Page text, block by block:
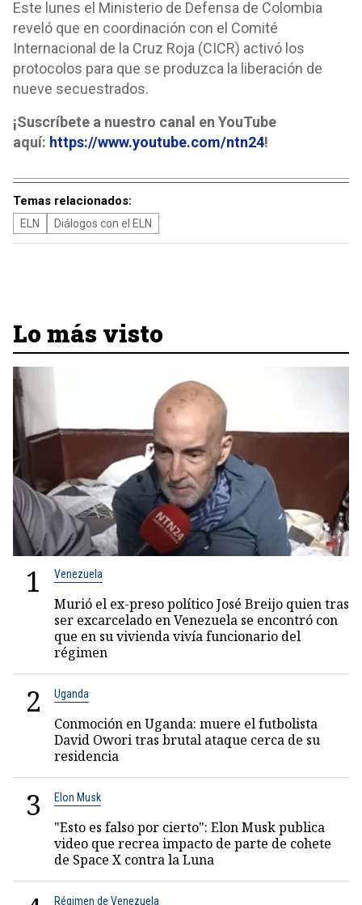
Este lunes el Ministerio de Defensa de Colombia
reveló que en coordinación con el Comité
Internacional de la Cruz Roja (CICR) activó los
protocolos para que se produzca la liberación de
nueve secuestrados.
¡Suscríbete a nuestro canal en YouTube
aquí: https://www.youtube.com/ntn24!
Temas relacionados:
ELN Diálogos con el ELN
Lo más visto
1 Venezuela
Murió el ex-preso político José Breijo quien tras
ser excarcelado en Venezuela se encontró con
que en su vivienda vivía funcionario del
régimen
2 Uganda
Conmoción en Uganda: muere el futbolista
David Owori tras brutal ataque cerca de su
residencia
3 Elon Musk
"Esto es falso por cierto": Elon Musk publica
video que recrea impacto de parte de cohete
de Space X contra la Luna
Régimen de Venezuela